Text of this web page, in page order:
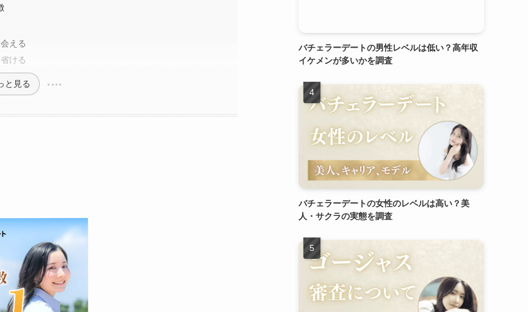
える
ける
と見る
バチェラーデートの男性レベルは低い？高年収
イケメンが多いかを調査
バチェラーデートの女性のレベルは高い？美
人・サクラの実態を調査